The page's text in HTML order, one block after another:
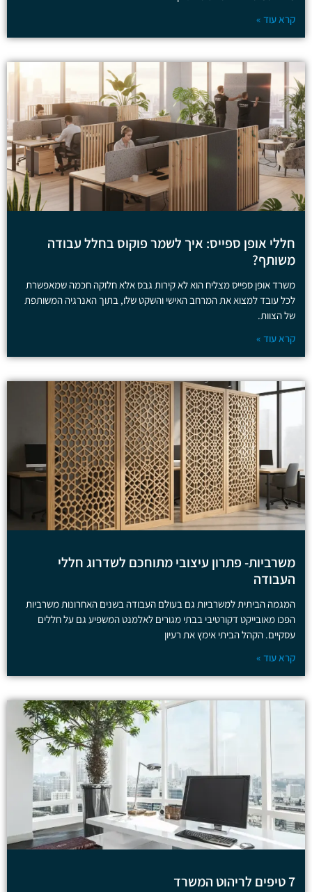
קרא עוד »
חללי אופן ספייס: איך לשמר פוקוס בחלל עבודה
משותף?
משרד אופן ספייס מצליח הוא לא קירות גבס אלא חלוקה חכמה שמאפשרת
לכל עובד למצוא את המרחב האישי והשקט שלו, בתוך האנרגיה המשותפת
של הצוות.
קרא עוד »
משרביות- פתרון עיצובי מתוחכם לשדרוג חללי
העבודה
המגמה הביתית למשרביות גם בעולם העבודה בשנים האחרונות משרביות
הפכו מאובייקט דקורטיבי בבתי מגורים לאלמנט המשפיע גם על חללים
עסקיים. הקהל הביתי אימץ את רעיון
קרא עוד »
7 טיפים לריהוט המשרד